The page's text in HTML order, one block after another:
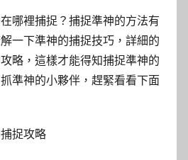
哪裡捕捉？捕捉準神的方法有
一下準神的捕捉技巧，詳細的
略，這樣才能得知捕捉準神的
準神的小夥伴，趕緊看看下面
捉攻略